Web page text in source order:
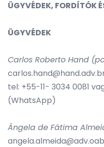
ÜGYVÉDEK, FORDÍTÓK
ÜGYVÉDEK
Carlos Roberto Hand
tel: +55-11- 3034 0081
(WhatsApp)
Ângela de Fátima